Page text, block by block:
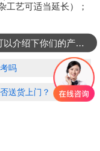
工艺可适当延长）；
吗
送货上门？
可以介绍下你们的产品么？